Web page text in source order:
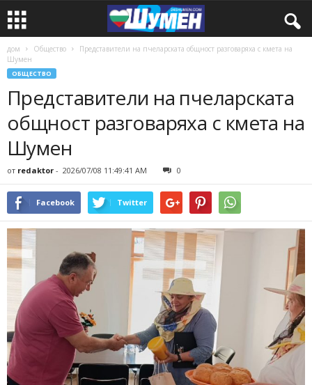
дом Общество
Представители на пчеларската общност разговаряха с кмета на
Шумен
ОБЩЕСТВО
Представители на пчеларската
общност разговаряха с кмета на
Шумен
от redaktor - 2026/07/08 11:49:41 AM 0
Facebook Twitter